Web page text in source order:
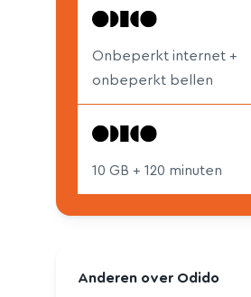
Onbeperkt internet +
onbeperkt bellen
10 GB + 120 minuten
Anderen over Odido